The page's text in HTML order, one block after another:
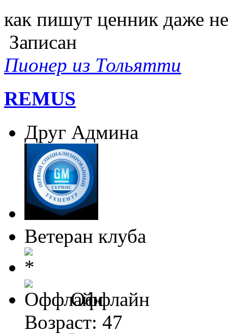
как пишут ценник даже
Записан
Пионер из Тольятти
REMUS
Друг Админа
Ветеран клуба
Оффлайн
Возраст: 47